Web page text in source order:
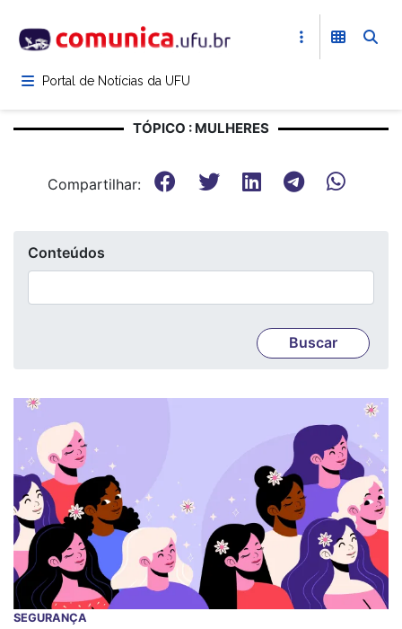
para
conteúdoPortal de Notícias da UFU
TÓPICO : MULHERES
Compartilhar:
Conteúdos
SEGURANÇA